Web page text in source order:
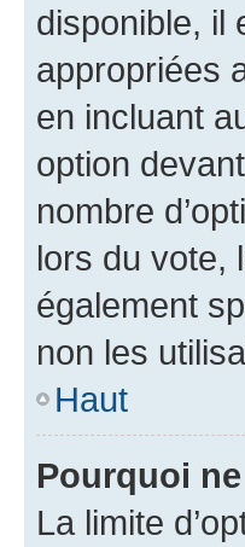
disponible, il
appropriées
en incluant
option
nombre
lors du vote,
également
non les
Haut
Pourquoi
La limite